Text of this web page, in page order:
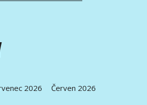
2026 Červen 2026